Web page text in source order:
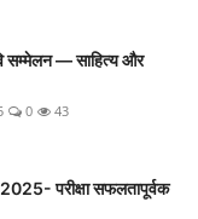
सम्मेलन — साहित्य और
0 43
परीक्षा सफलतापूर्वक